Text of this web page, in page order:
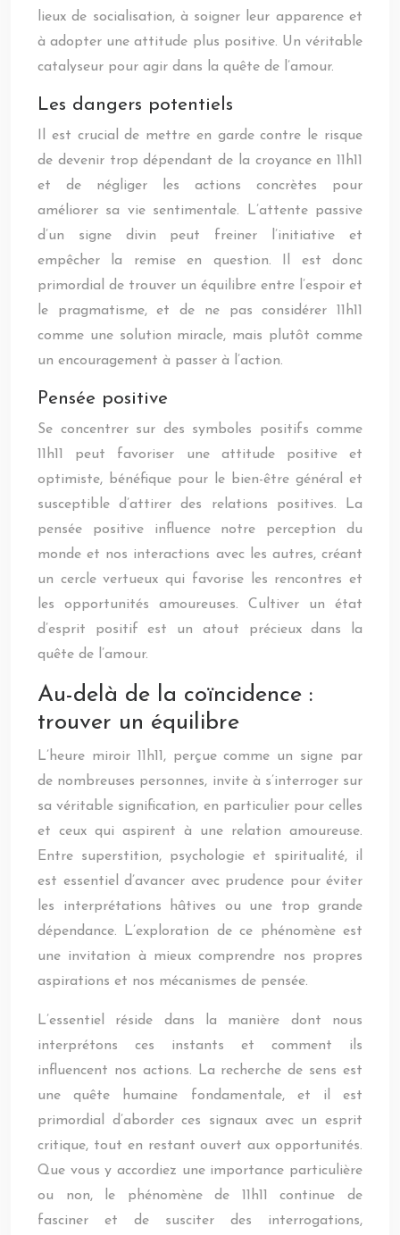
lieux de socialisation, à soigner leur apparence et
à adopter une attitude plus positive. Un véritable
catalyseur pour agir dans la quête de l’amour.
Les dangers potentiels
Il est crucial de mettre en garde contre le risque
de devenir trop dépendant de la croyance en 11h11
et de négliger les actions concrètes pour
améliorer sa vie sentimentale. L’attente passive
d’un signe divin peut freiner l’initiative et
empêcher la remise en question. Il est donc
primordial de trouver un équilibre entre l’espoir et
le pragmatisme, et de ne pas considérer 11h11
comme une solution miracle, mais plutôt comme
un encouragement à passer à l’action.
Pensée positive
Se concentrer sur des symboles positifs comme
11h11 peut favoriser une attitude positive et
optimiste, bénéfique pour le bien-être général et
susceptible d’attirer des relations positives. La
pensée positive influence notre perception du
monde et nos interactions avec les autres, créant
un cercle vertueux qui favorise les rencontres et
les opportunités amoureuses. Cultiver un état
d’esprit positif est un atout précieux dans la
quête de l’amour.
Au-delà de la coïncidence :
trouver un équilibre
L’heure miroir 11h11, perçue comme un signe par
de nombreuses personnes, invite à s’interroger sur
sa véritable signification, en particulier pour celles
et ceux qui aspirent à une relation amoureuse.
Entre superstition, psychologie et spiritualité, il
est essentiel d’avancer avec prudence pour éviter
les interprétations hâtives ou une trop grande
dépendance. L’exploration de ce phénomène est
une invitation à mieux comprendre nos propres
aspirations et nos mécanismes de pensée.
L’essentiel réside dans la manière dont nous
interprétons ces instants et comment ils
influencent nos actions. La recherche de sens est
une quête humaine fondamentale, et il est
primordial d’aborder ces signaux avec un esprit
critique, tout en restant ouvert aux opportunités.
Que vous y accordiez une importance particulière
ou non, le phénomène de 11h11 continue de
fasciner et de susciter des interrogations,